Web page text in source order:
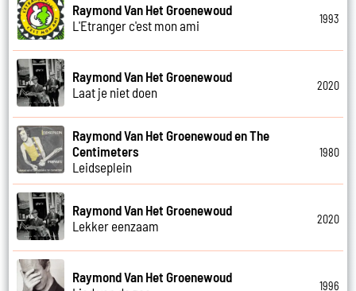
Raymond Van Het Groenewoud
L'Etranger c'est mon ami
1993
Raymond Van Het Groenewoud
Laat je niet doen
2020
Raymond Van Het Groenewoud en The
Centimeters
Leidseplein
1980
Raymond Van Het Groenewoud
Lekker eenzaam
2020
Raymond Van Het Groenewoud
1996